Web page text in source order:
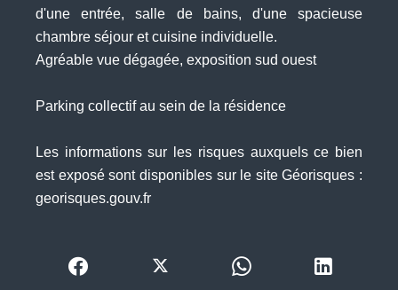
d'une entrée, salle de bains, d'une spacieuse
chambre séjour et cuisine individuelle.
Agréable vue dégagée, exposition sud ouest
Parking collectif au sein de la résidence
Les informations sur les risques auxquels ce bien
est exposé sont disponibles sur le site Géorisques :
georisques.gouv.fr